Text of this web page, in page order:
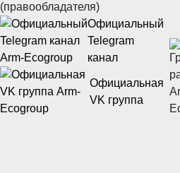
(правообладателя)
Официальный
Telegram
канал
Официальная
VK группа